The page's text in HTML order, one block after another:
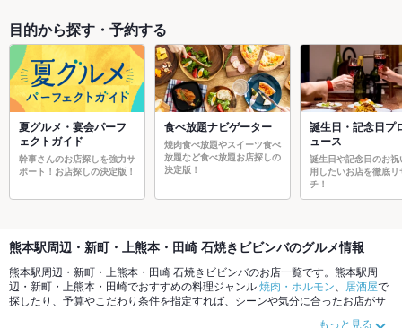
目的から探す・予約する
夏グルメ・宴会パーフ
ェクトガイド
幹事さんのお店探しを強力サ
ポート！お店探しの決定版！
食べ放題ナビゲーター
焼肉食べ放題やスイーツ食べ
放題など食べ放題お店探しの
決定版！
誕生日・記念日プ
ュース
誕生日や記念日のお祝
用したいお店を徹底リ
チ！
熊本駅周辺・新町・上熊本・田崎 石焼きビビンバのグルメ情報
熊本駅周辺・新町・上熊本・田崎 石焼きビビンバのお店一覧です。熊本駅周
辺・新町・上熊本・田崎でおすすめの料理ジャンル焼肉・ホルモン 居酒屋で
探したり、予算やこだわり条件を指定すれば、シーンや気分に合ったお店がサ
もっと見る